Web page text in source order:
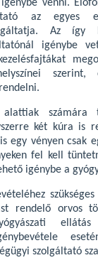
venni.
az egyes
Az így
igénybe
számára
két kúra is
egy vényen csak
fel kell
igénybe a
rendelő orvos
szolgáltató